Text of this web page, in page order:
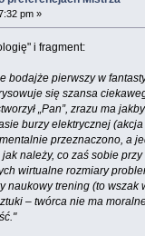
pm »
i fragment:
bodajże pierwszy w
się szansa
„Pan”, zrazu ma
burzy elektrycznej
przeznaczono, a
należy, co zaś sobie
wirtualne rozmiary
naukowy trening (to
– twórca nie ma